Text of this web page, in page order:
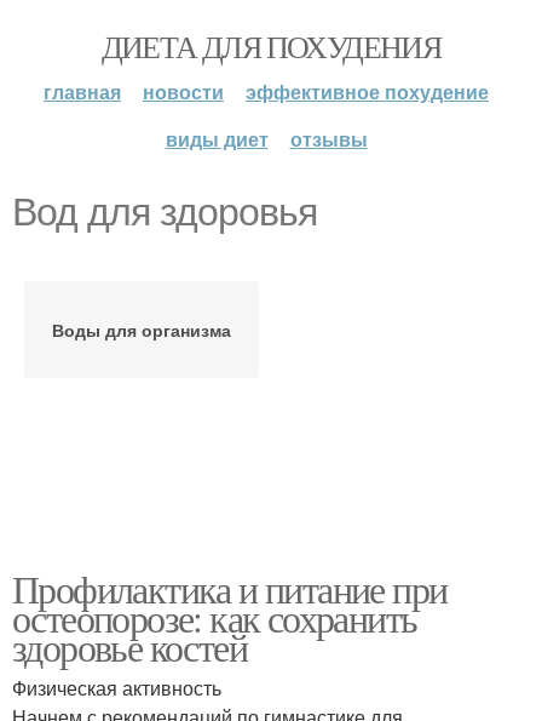
ДИЕТА ДЛЯ ПОХУДЕНИЯ
главная новости
эффективное похудение
виды диет
отзывы
Вод для здоровья
Воды для организма
Профилактика и питание при
остеопорозе: как сохранить
здоровье костей
Физическая активность